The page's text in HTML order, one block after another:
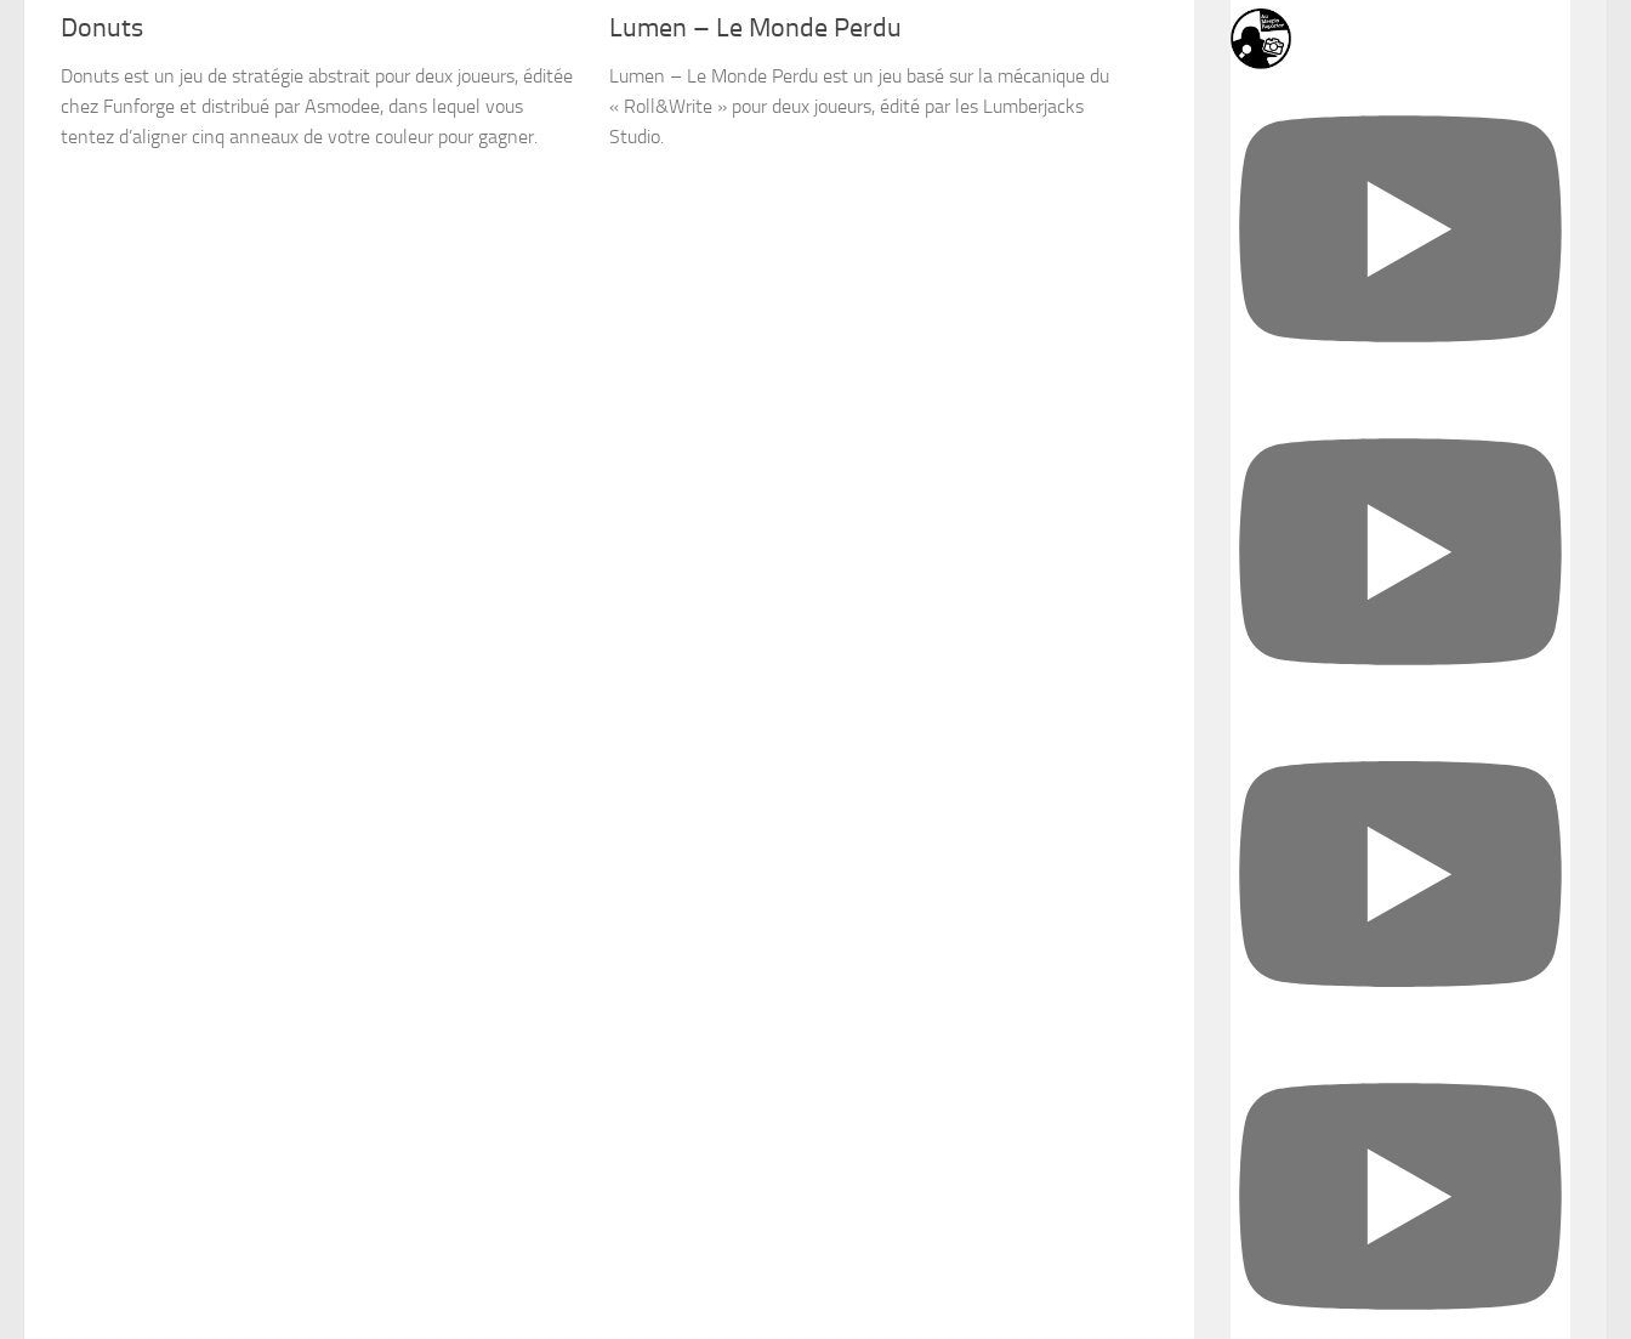
Donuts
Donuts est un jeu de stratégie abstrait pour deux joueurs, éditée
chez Funforge et distribué par Asmodee, dans lequel vous
tentez d’aligner cinq anneaux de votre couleur pour gagner.
Lumen – Le Monde Perdu
Lumen – Le Monde Perdu est un jeu basé sur la mécanique du
« Roll&Write » pour deux joueurs, édité par les Lumberjacks
Studio.